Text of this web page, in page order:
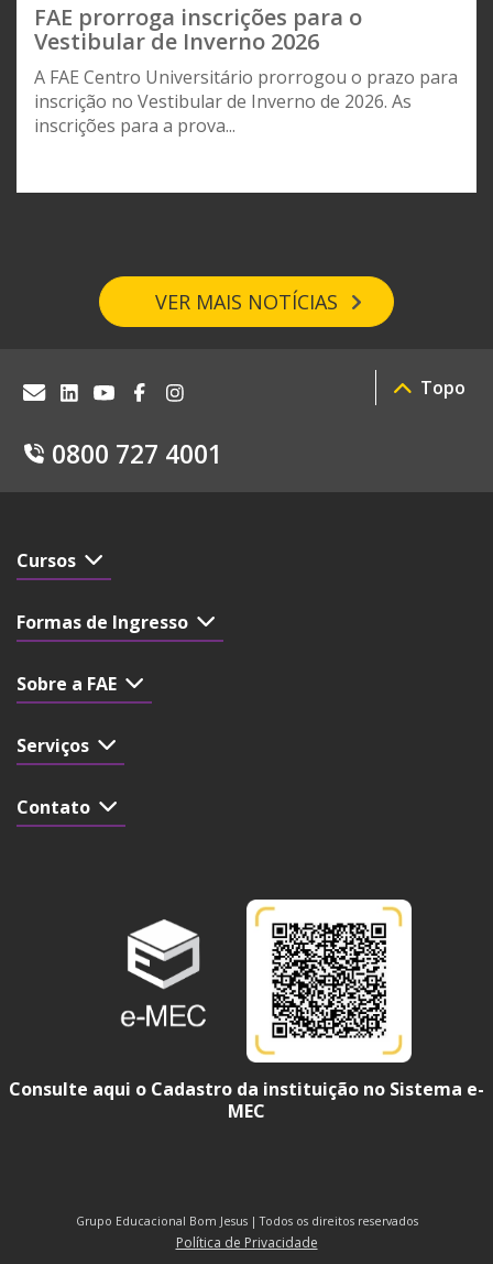
FAE prorroga inscrições para o
Vestibular de Inverno 2026
A FAE Centro Universitário prorrogou o prazo para
inscrição no Vestibular de Inverno de 2026. As
inscrições para a prova...
VER MAIS NOTÍCIAS
0800 727 4001
Topo
Cursos
Formas de Ingresso
Sobre a FAE
Serviços
Contato
Consulte aqui o Cadastro da instituição no Sistema e-
MEC
Grupo Educacional Bom Jesus | Todos os direitos reservados
Política de Privacidade